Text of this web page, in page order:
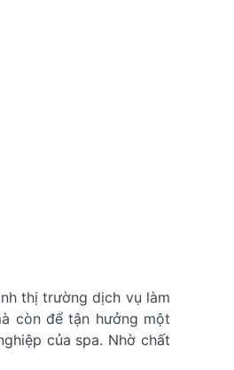
thị trường dịch vụ làm
còn để tận hưởng một
của spa. Nhờ chất